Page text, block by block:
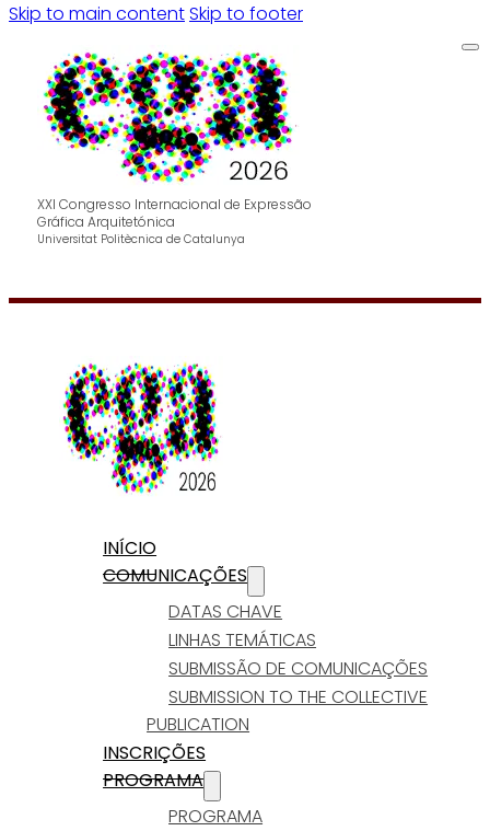
Skip to main contentSkip to footer
XXI Congresso Internacional de Expressão
Gráfica Arquitetónica
Universitat Politècnica de Catalunya
INÍCIO
COMUNICAÇÕES
DATAS CHAVE
LINHAS TEMÁTICAS
SUBMISSÃO DE COMUNICAÇÕES
SUBMISSION TO THE COLLECTIVE
PUBLICATION
INSCRIÇÕES
PROGRAMA
PROGRAMA